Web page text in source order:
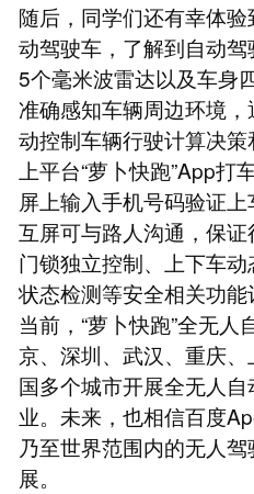
随后，同学们还有幸体
动驾驶车，了解到自动驾
5个毫米波雷达以及车身
准确感知车辆周边环境
动控制车辆行驶计算决
上平台“萝卜快跑”App
屏上输入手机号码验证
互屏可与路人沟通，保
门锁独立控制、上下车
状态检测等安全相关功能
当前，“萝卜快跑”全无
京、深圳、武汉、重庆
国多个城市开展全无人
业。未来，也相信百度
乃至世界范围内的无人
展。